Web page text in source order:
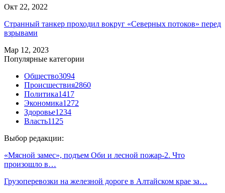
Окт 22, 2022
Странный танкер проходил вокруг «Северных потоков» перед
взрывами
Мар 12, 2023
Популярные категории
Общество3094
Происшествия2860
Политика1417
Экономика1272
Здоровье1234
Власть1125
Выбор редакции:
«Мясной замес», подъем Оби и лесной пожар-2. Что
произошло в…
Грузоперевозки на железной дороге в Алтайском крае за…